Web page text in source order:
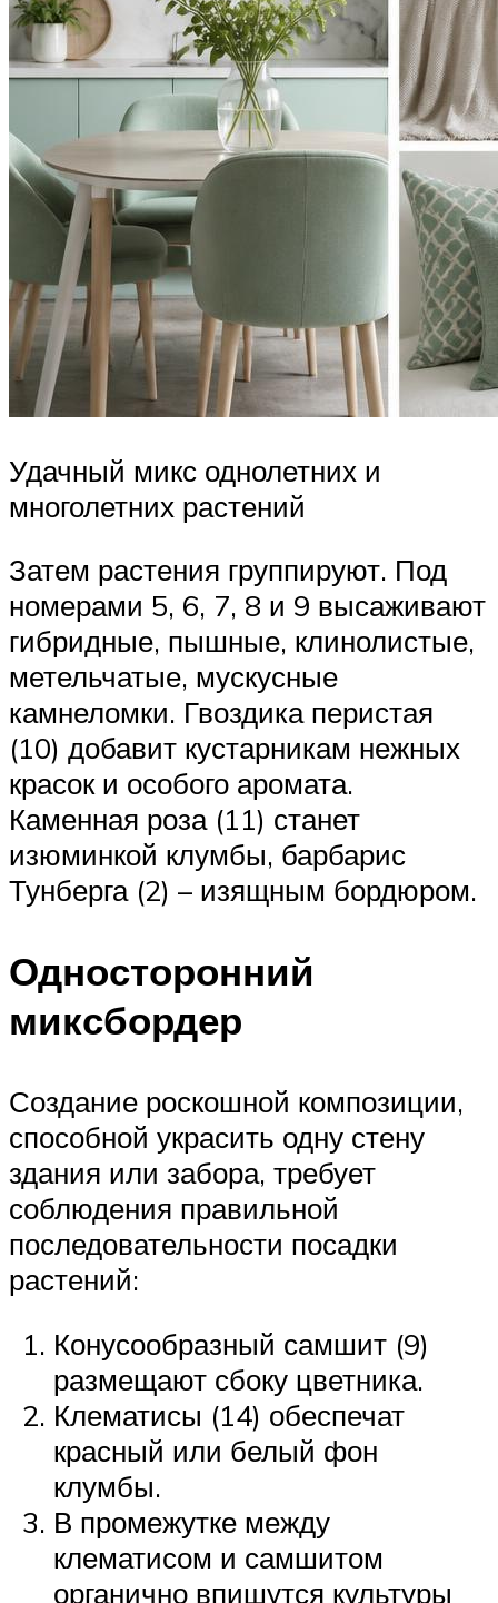
Удачный микс однолетних и
многолетних растений
Затем растения группируют. Под
номерами 5, 6, 7, 8 и 9 высаживают
гибридные, пышные, клинолистые,
метельчатые, мускусные
камнеломки. Гвоздика перистая
(10) добавит кустарникам нежных
красок и особого аромата.
Каменная роза (11) станет
изюминкой клумбы, барбарис
Тунберга (2) – изящным бордюром.
Односторонний
миксбордер
Создание роскошной композиции,
способной украсить одну стену
здания или забора, требует
соблюдения правильной
последовательности посадки
растений:
Конусообразный самшит (9)
размещают сбоку цветника.
Клематисы (14) обеспечат
красный или белый фон
клумбы.
В промежутке между
клематисом и самшитом
органично впишутся культуры